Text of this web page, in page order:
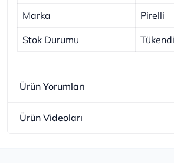
Marka Pirelli
Stok Durumu Tükendi
Ürün Yorumları
Ürün Videoları